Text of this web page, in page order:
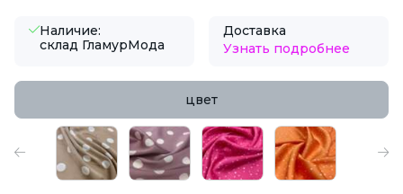
Наличие:
склад ГламурМода
Доставка
Узнать подробнее
цвет